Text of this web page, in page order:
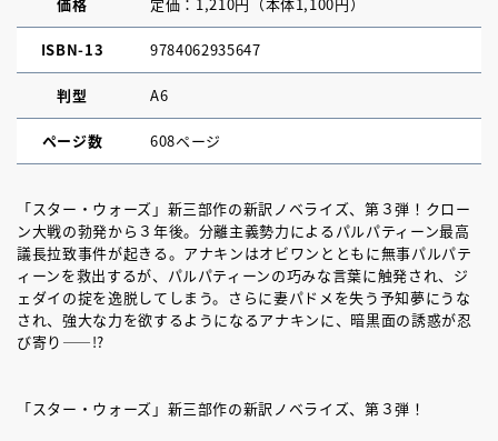
ISBN-13 9784062935647
判型 A6
ページ数 608ページ
「スター・ウォーズ」新三部作の新訳ノベライズ、第３弾！クロー
ン大戦の勃発から３年後。分離主義勢力によるパルパティーン最高
議長拉致事件が起きる。アナキンはオビワンとともに無事パルパテ
ィーンを救出するが、パルパティーンの巧みな言葉に触発され、ジ
ェダイの掟を逸脱してしまう。さらに妻パドメを失う予知夢にうな
され、強大な力を欲するようになるアナキンに、暗黒面の誘惑が忍
び寄り――!?
「スター・ウォーズ」新三部作の新訳ノベライズ、第３弾！